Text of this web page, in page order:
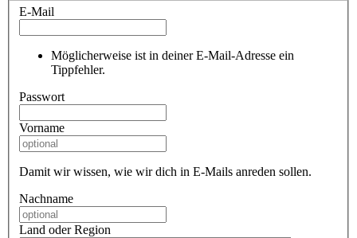
E-Mail
Möglicherweise ist in deiner E-Mail-Adresse ein
Tippfehler.
Passwort
Vorname
Damit wir wissen, wie wir dich in E-Mails anreden sollen.
Nachname
Land oder Region